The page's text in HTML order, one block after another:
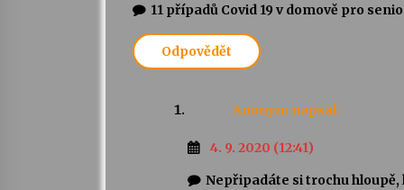
11 případů Covid 19 v domově pro
Odpovědět
Anonym napsal:
4. 9. 2020 (12:41)
Nepřipadáte si trochu